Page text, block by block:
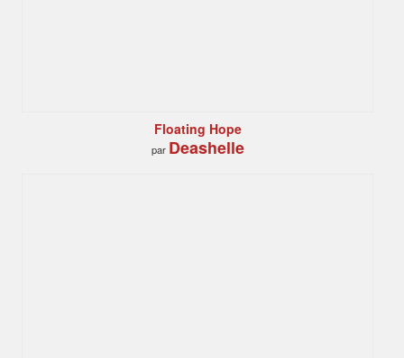
Floating Hope
par Deashelle